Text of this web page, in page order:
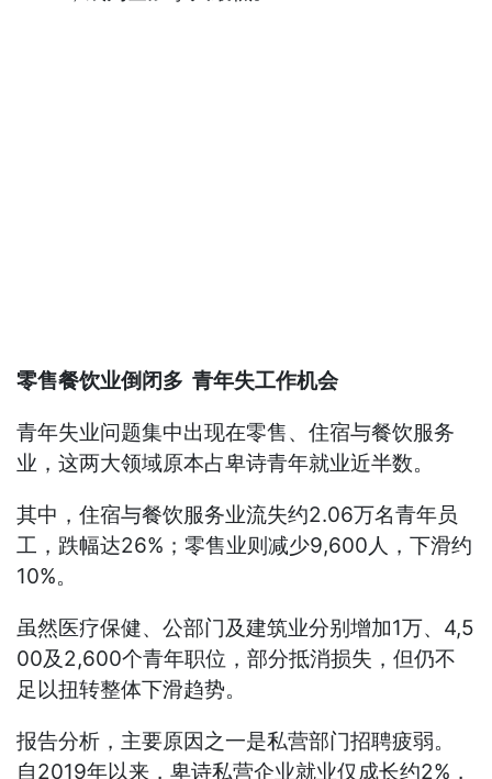
零售餐饮业倒闭多 青年失工作机会
青年失业问题集中出现在零售、住宿与餐饮服务
业，这两大领域原本占卑诗青年就业近半数。
其中，住宿与餐饮服务业流失约2.06万名青年员
工，跌幅达26%；零售业则减少9,600人，下滑约
10%。
虽然医疗保健、公部门及建筑业分别增加1万、4,5
00及2,600个青年职位，部分抵消损失，但仍不
足以扭转整体下滑趋势。
报告分析，主要原因之一是私营部门招聘疲弱。
自2019年以来，卑诗私营企业就业仅成长约2%，